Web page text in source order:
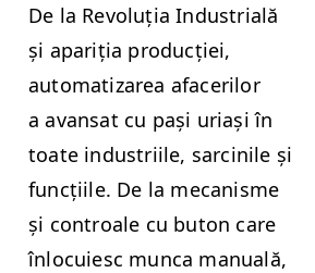
De la Rev­oluția Indus­tri­ală
și apariția pro­ducției,
autom­a­ti­zarea afac­er­ilor
a avansat cu pași uri­ași în
toate indus­tri­ile, sarcinile și
funcți­ile. De la mecan­isme
și con­troale cu buton care
înlocui­esc munca man­u­ală,